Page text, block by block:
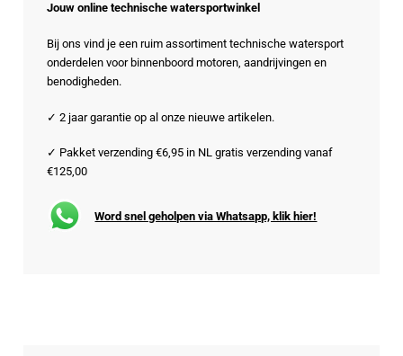
Jouw online technische watersportwinkel
Bij ons vind je een ruim assortiment technische watersport
onderdelen voor binnenboord motoren, aandrijvingen en
benodigheden.
✓ 2 jaar garantie op al onze nieuwe artikelen.
✓ Pakket verzending €6,95 in NL gratis verzending vanaf
€125,00
Word snel geholpen via Whatsapp, klik hier!